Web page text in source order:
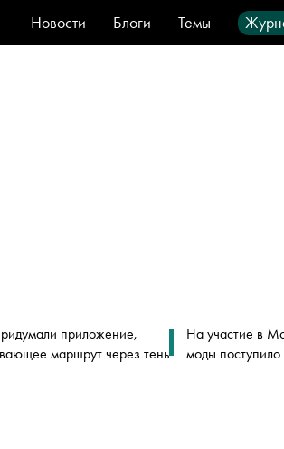
Новости Блоги Темы
Стиль
Видео
приложение,
маршрут через тень
На участие в
моды